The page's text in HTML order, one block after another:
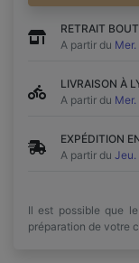
RETRAIT
A partir du
LIVRAISON À
A partir du
EXPÉDITION
A partir du Jeu.
Il est possible que
préparation de votre